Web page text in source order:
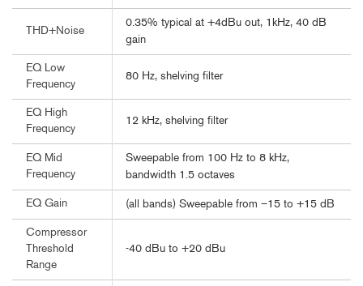
THD+Noise
0.35% typical at +4dBu out, 1kHz, 40 dB
gain
EQ Low
Frequency
80 Hz, shelving filter
EQ High
Frequency
12 kHz, shelving filter
EQ Mid
Frequency
Sweepable from 100 Hz to 8 kHz,
bandwidth 1.5 octaves
EQ Gain (all bands) Sweepable from –15 to +15 dB
Compressor
Threshold
Range
-40 dBu to +20 dBu